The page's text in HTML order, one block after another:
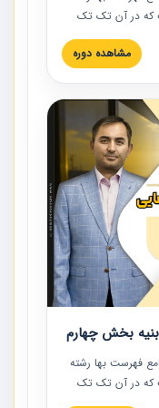
که در آن تک تک
شده است. این
تصاویر عملیات
پروژه مهندسی
شده و به تمام
هستند حتما
مشاهده دوره
بخش چهارم
فهرست بها رشته
که در آن تک تک
شده است. این